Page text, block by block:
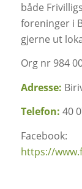
både
foreninger i
gjerne ut
Org nr 984
Adresse:
Telefon: 40
Facebook:
https://